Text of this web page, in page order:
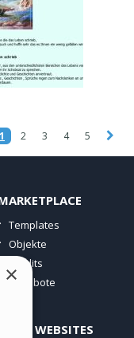
1 2 3 4 5
Templates
Objekte
Credits
Angebote
WEBSITES
×